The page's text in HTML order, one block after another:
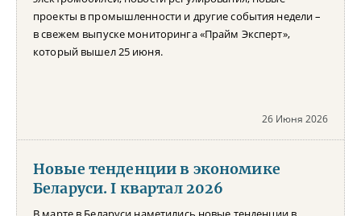
проекты в промышленности и другие события недели –
в свежем выпуске мониторинга «Прайм Эксперт»,
который вышел 25 июня.
26 Июня 2026
Новые тенденции в экономике
Беларуси. I квартал 2026